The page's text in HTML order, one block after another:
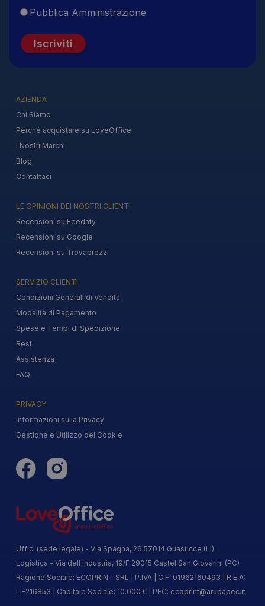
Pubblica Amministrazione
Iscriviti
AZIENDA
Chi Siamo
Perché acquistare su LoveOffice
I Nostri Marchi
Blog
Contattaci
LE OPINIONI DEI NOSTRI CLIENTI
Recensioni su Feedaty
Recensioni su Google
Recensioni su Trovaprezzi
SERVIZIO CLIENTI
Condizioni Generali di Vendita
Modalità di Pagamento
Spese e Tempi di Spedizione
Resi
Assistenza
FAQ
PRIVACY
Informazioni sulla Privacy
Gestione e Utilizzo dei Cookie
Uffici (sede legale) - Via Spagna, 26 57014 Guasticce (LI)
Logistica - Via dell Industria, 19/F 29015 Castel San Giovanni (PC)
Ragione Sociale: ECOPRINT SRL | P.IVA | C.F. 01962160493 | R.E.A:
LI-216853 | Capitale Sociale: 10.000 € | PEC: ecoprint@arubapec.it